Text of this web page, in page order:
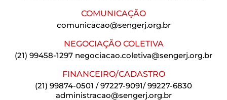
COMUNICAÇÃO
comunicacao@sengerj.org.br
NEGOCIAÇÃO COLETIVA
(21) 99458-1297 negociacao.coletiva@sengerj.org.br
FINANCEIRO/CADASTRO
(21) 99874-0501 / 97227-9091/ 99227-6830
administracao@sengerj.org.br